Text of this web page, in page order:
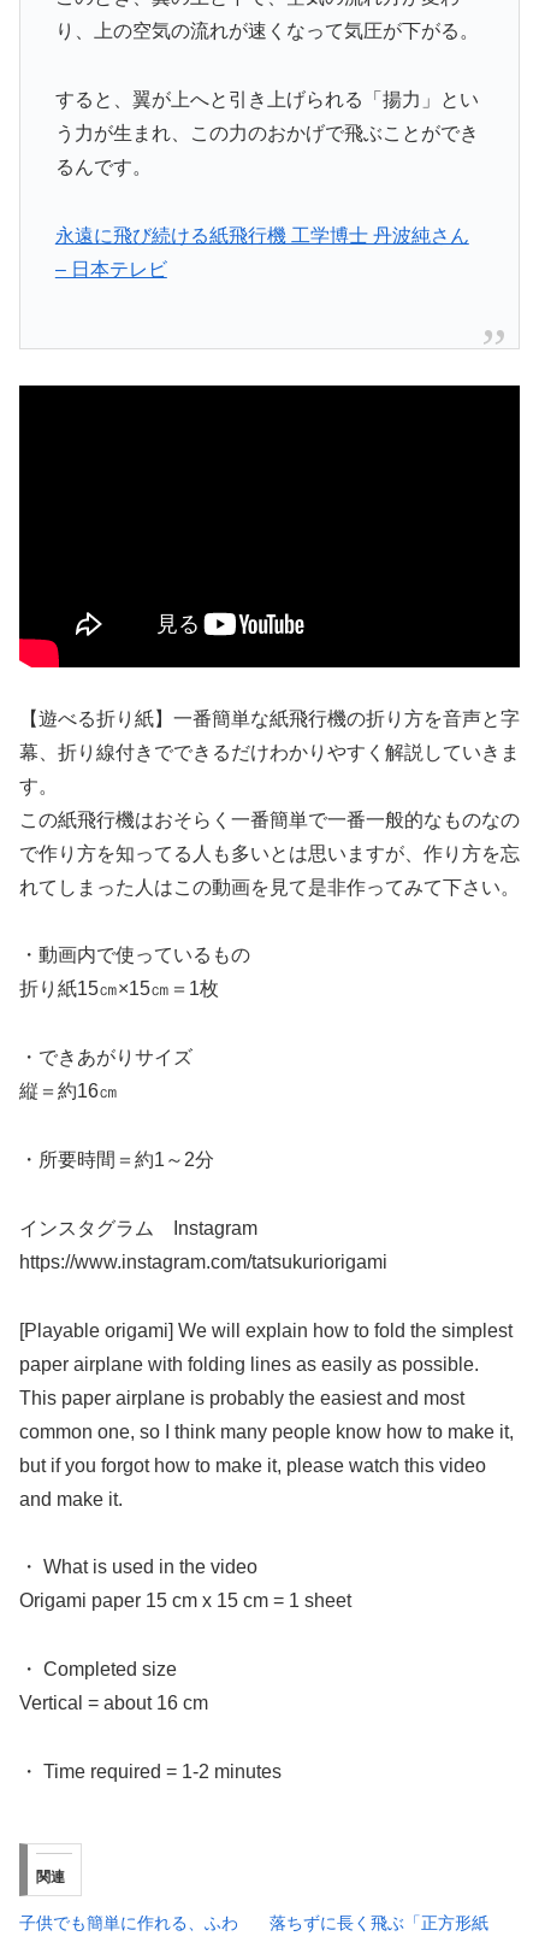
り、上の空気の流れが速くなって気圧が下がる。
すると、翼が上へと引き上げられる「揚力」とい
う力が生まれ、この力のおかげで飛ぶことができ
るんです。
永遠に飛び続ける紙飛行機 工学博士 丹波純さん
– 日本テレビ
【遊べる折り紙】一番簡単な紙飛行機の折り方を音声と字
幕、折り線付きでできるだけわかりやすく解説していきま
す。
この紙飛行機はおそらく一番簡単で一番一般的なものなの
で作り方を知ってる人も多いとは思いますが、作り方を忘
れてしまった人はこの動画を見て是非作ってみて下さい。
・動画内で使っているもの
折り紙15㎝×15㎝＝1枚
・できあがりサイズ
縦＝約16㎝
・所要時間＝約1～2分
インスタグラム Instagram
https://www.instagram.com/tatsukuriorigami
[Playable origami] We will explain how to fold the simplest
paper airplane with folding lines as easily as possible.
This paper airplane is probably the easiest and most
common one, so I think many people know how to make it,
but if you forgot how to make it, please watch this video
and make it.
・ What is used in the video
Origami paper 15 cm x 15 cm = 1 sheet
・ Completed size
Vertical = about 16 cm
・ Time required = 1-2 minutes
関連
子供でも簡単に作れる、ふわ
落ちずに長く飛ぶ「正方形紙